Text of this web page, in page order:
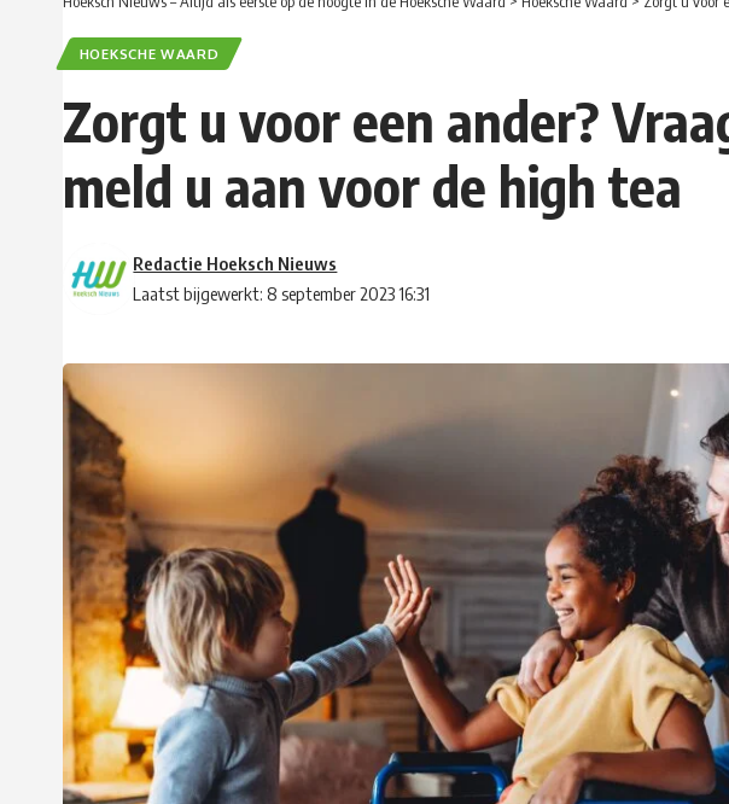
HOEKSCHE WAARD
Zorgt u voor een ander?
meld u aan voor de high tea
Laatst bijgewerkt: 8 september 2023 16:31
Redactie Hoeksch Nieuws